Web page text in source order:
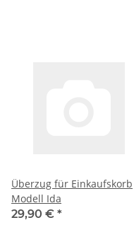
Überzug für Einkaufskorb
Modell Ida
29,90 € *